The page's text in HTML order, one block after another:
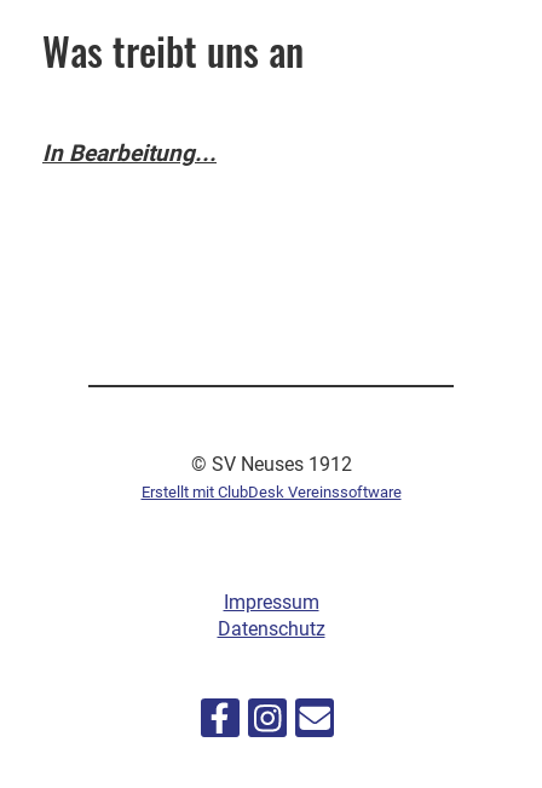
Was treibt uns an
In Bearbeitung...
© SV Neuses 1912
Erstellt mit ClubDesk Vereinssoftware
Impressum
Datenschutz